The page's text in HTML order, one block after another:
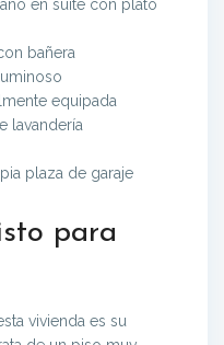
en suite con plato
bañera
equipada
lavandería
plaza de garaje
para
vivienda es su